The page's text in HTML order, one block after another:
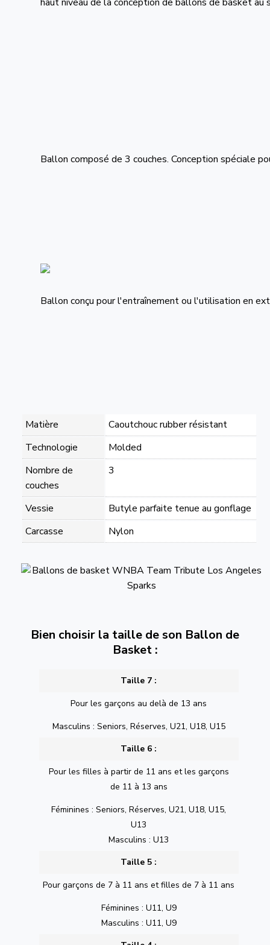
Ballon composé de 3 couches. Conception spéciale
Ballon conçu pour l'entraînement ou l'utilisation en
Matière
Caoutchouc rubber résistant
Technologie
Molded
Nombre de
couches
3
Vessie
Butyle parfaite tenue au gonflage
Carcasse
Nylon
Bien choisir la taille de son Ballon de
Basket :
Taille 7 :
Pour les garçons au delà de 13 ans
Masculins : Seniors, Réserves, U21, U18, U15
Taille 6 :
Pour les filles à partir de 11 ans et les garçons
de 11 à 13 ans
Féminines : Seniors, Réserves, U21, U18, U15,
U13
Masculins : U13
Taille 5 :
Pour garçons de 7 à 11 ans et filles de 7 à 11 ans
Féminines : U11, U9
Masculins : U11, U9